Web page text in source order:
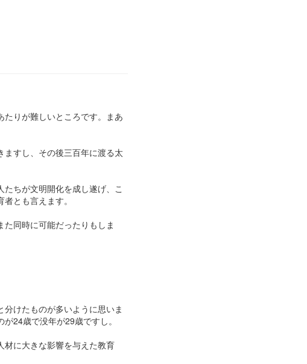
りが難しいところです。まあ
すし、その後三百年に渡る太
ちが文明開化を成し遂げ、こ
とも言えます。
同時に可能だったりもしま
けたものが多いように思いま
24歳で没年が29歳ですし。
材に大きな影響を与えた教育